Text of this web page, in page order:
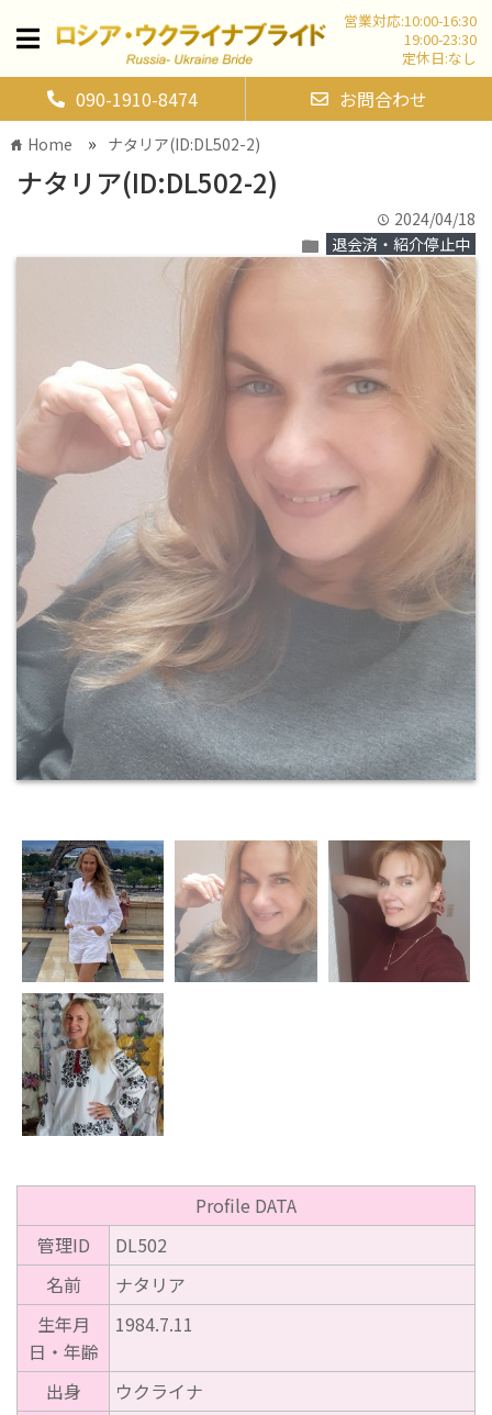
営業対応:10:00-16:30
19:00-23:30
定休日:なし
090-1910-8474 お問合わせ
home Home » ナタリア(ID:DL502-2)
ナタリア(ID:DL502-2)
time 2024/04/18
folder 退会済・紹介停止中
Profile DATA
管理ID
DL502
名前
ナタリア
生年月
日・年齢
1984.7.11
出身
ウクライナ